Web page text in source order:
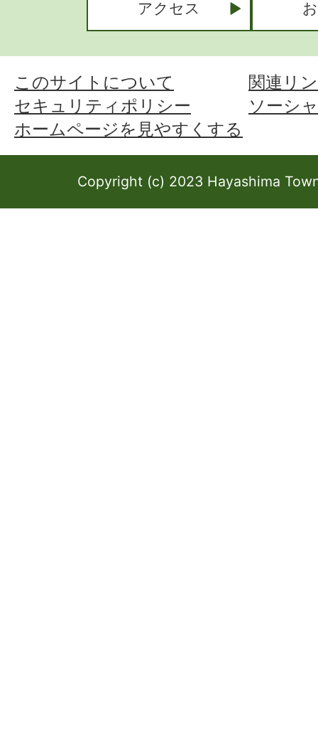
アクセス
このサイトについて
関連リ
セキュリティポリシー
ソーシ
ホームページを見やすくする
Copyright (c) 2023 Hayashima